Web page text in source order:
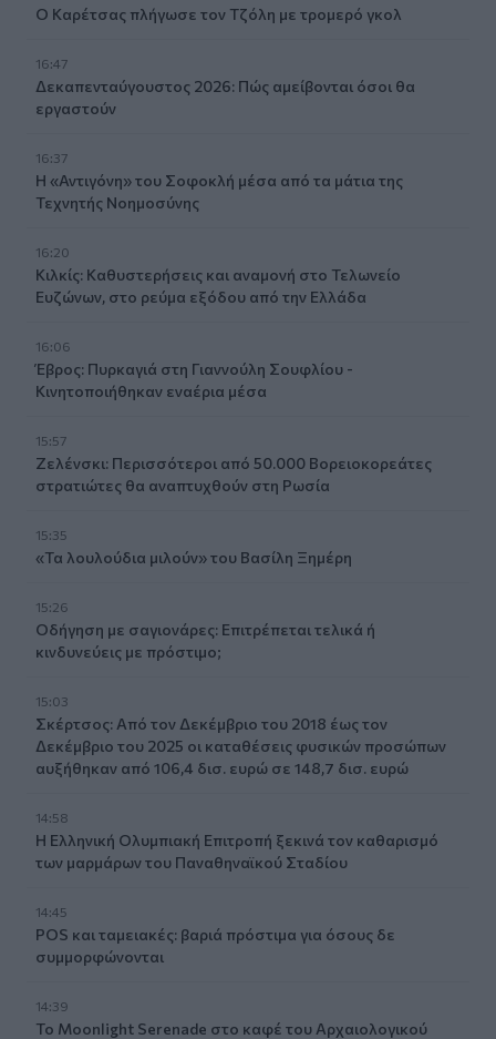
Ο Καρέτσας πλήγωσε τον Τζόλη με τρομερό γκολ
16:47
Δεκαπενταύγουστος 2026: Πώς αμείβονται όσοι θα
εργαστούν
16:37
Η «Αντιγόνη» του Σοφοκλή μέσα από τα μάτια της
Τεχνητής Νοημοσύνης
16:20
Κιλκίς: Καθυστερήσεις και αναμονή στο Τελωνείο
Ευζώνων, στο ρεύμα εξόδου από την Ελλάδα
16:06
Έβρος: Πυρκαγιά στη Γιαννούλη Σουφλίου -
Κινητοποιήθηκαν εναέρια μέσα
15:57
Ζελένσκι: Περισσότεροι από 50.000 Βορειοκορεάτες
στρατιώτες θα αναπτυχθούν στη Ρωσία
15:35
«Τα λουλούδια μιλούν» του Βασίλη Ξημέρη
15:26
Οδήγηση με σαγιονάρες: Επιτρέπεται τελικά ή
κινδυνεύεις με πρόστιμο;
15:03
Σκέρτσος: Από τον Δεκέμβριο του 2018 έως τον
Δεκέμβριο του 2025 οι καταθέσεις φυσικών προσώπων
αυξήθηκαν από 106,4 δισ. ευρώ σε 148,7 δισ. ευρώ
14:58
Η Ελληνική Ολυμπιακή Επιτροπή ξεκινά τον καθαρισμό
των μαρμάρων του Παναθηναϊκού Σταδίου
14:45
POS και ταμειακές: βαριά πρόστιμα για όσους δε
συμμορφώνονται
14:39
To Moonlight Serenade στο καφέ του Αρχαιολογικού